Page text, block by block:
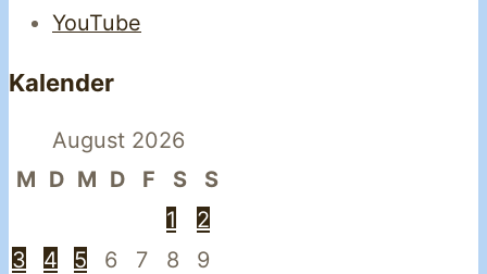
YouTube
Kalender
August 2026
M D M D F S
S
1
2
3
4 5 6 7 8
9